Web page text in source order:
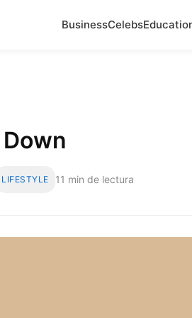
BusinessCelebs
LIFESTYLE 11 min de lectura